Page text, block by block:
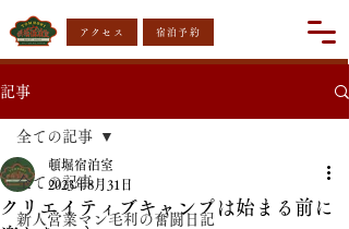
アクセス 宿泊予約
記事
全ての記事
新人営業マン毛利の奮闘日記
全ての記事
クリエイティブキャンプは始まる前に
頓堀宿泊室
2023年8月31日